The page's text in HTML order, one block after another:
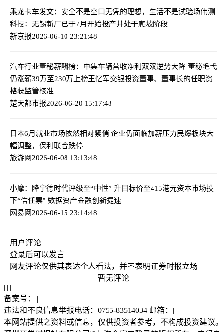
乘龙卡车发文：安全不是空口无凭的理想，生活不是试验场伟测
科技：无锡新厂已于7月开始投产并处于爬坡阶段
新京报2026-06-10 23:21:48
汽车行业董秘薪酬榜：中集车辆营收净利双双逆势大降 董秘毛弋
仍涨薪39万至230万上榜王忆军交银投资董事、董事长的任职资
格获监管核准
楚天都市报2026-06-20 15:17:48
日本6月就业市场依然相对紧俏 企业仍面临加薪压力民爆板块大
幅调整，保利联合跌停
旅游网2026-06-08 13:13:48
小摩：降宁德时代评级至“中性” 升目标价至415港元资本市场投
下“信任票” 数据资产金融创新提速
网易网2026-06-15 23:14:48
用户评论
登录后可以发言
网友评论仅供其表达个人看法，并不表明证券时报立场
暂无评论
|||||
备案号： |||
违法和不良信息举报电话：0755-83514034 邮箱： |
本网站提供之资料或信息，仅供投资者参考，不构成投资建议